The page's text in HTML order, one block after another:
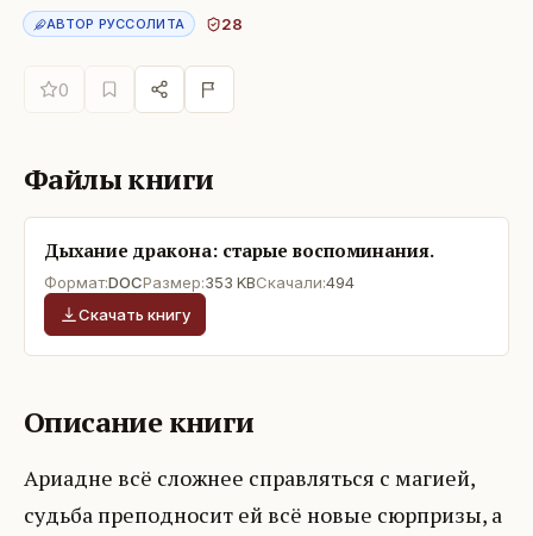
АВТОР РУССОЛИТА 28
0
Файлы книги
Дыхание дракона: старые воспоминания.
Формат:DOCРазмер:353 KBСкачали:494
Скачать книгу
Описание книги
Ариадне всё сложнее справляться с магией,
судьба преподносит ей всё новые сюрпризы, а